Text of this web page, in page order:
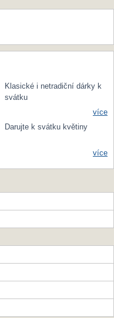
Klasické i netradiční dárky k
svátku
více
Darujte k svátku květiny
více